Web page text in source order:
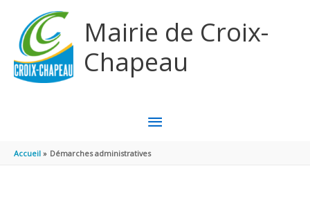
Mairie de Croix-
Chapeau
MENU
PRINCIPAL
Accueil Démarches administratives